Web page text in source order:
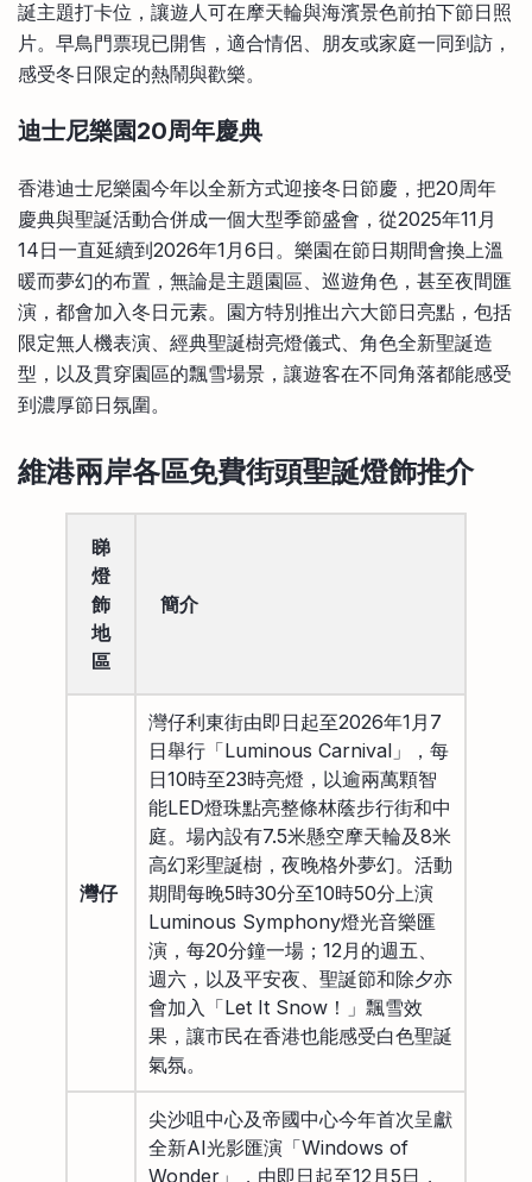
誕主題打卡位，讓遊人可在摩天輪與海濱景色前拍下節日照
片。早鳥門票現已開售，適合情侶、朋友或家庭一同到訪，
感受冬日限定的熱鬧與歡樂。
迪士尼樂園20周年慶典
香港迪士尼樂園今年以全新方式迎接冬日節慶，把20周年
慶典與聖誕活動合併成一個大型季節盛會，從2025年11月
14日一直延續到2026年1月6日。樂園在節日期間會換上溫
暖而夢幻的布置，無論是主題園區、巡遊角色，甚至夜間匯
演，都會加入冬日元素。園方特別推出六大節日亮點，包括
限定無人機表演、經典聖誕樹亮燈儀式、角色全新聖誕造
型，以及貫穿園區的飄雪場景，讓遊客在不同角落都能感受
到濃厚節日氛圍。
維港兩岸各區免費街頭聖誕燈飾推介
睇
燈
飾
地
區
簡介
灣仔
灣仔利東街由即日起至2026年1月7
日舉行「Luminous Carnival」，每
日10時至23時亮燈，以逾兩萬顆智
能LED燈珠點亮整條林蔭步行街和中
庭。場內設有7.5米懸空摩天輪及8米
高幻彩聖誕樹，夜晚格外夢幻。活動
期間每晚5時30分至10時50分上演
Luminous Symphony燈光音樂匯
演，每20分鐘一場；12月的週五、
週六，以及平安夜、聖誕節和除夕亦
會加入「Let It Snow！」飄雪效
果，讓市民在香港也能感受白色聖誕
氣氛。
尖沙咀中心及帝國中心今年首次呈獻
全新AI光影匯演「Windows of
Wonder」，由即日起至12月5日，